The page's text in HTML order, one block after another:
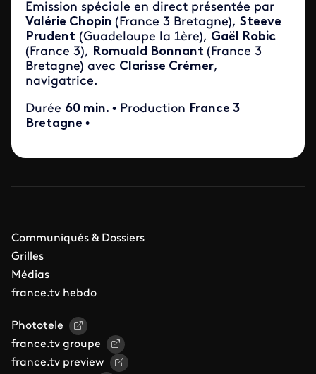
Emission spéciale en direct présentée par
Valérie Chopin (France 3 Bretagne), Steeve
Prudent (Guadeloupe la 1ère), Gaël Robic
(France 3), Romuald Bonnant (France 3
Bretagne) avec Clarisse Crémer,
navigatrice.
Durée 60 min. • Production France 3
Bretagne •
Communiqués & Dossiers
Grilles
Médias
france.tv hebdo
Phototele
france.tv groupe
france.tv preview